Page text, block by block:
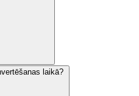
laikā?